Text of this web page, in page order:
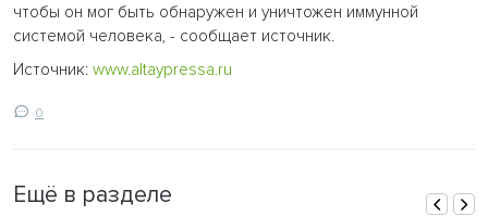
чтобы он мог быть обнаружен и уничтожен иммунной
системой человека, - сообщает источник.
Источник: www.altaypressa.ru
0
Ещё в разделе